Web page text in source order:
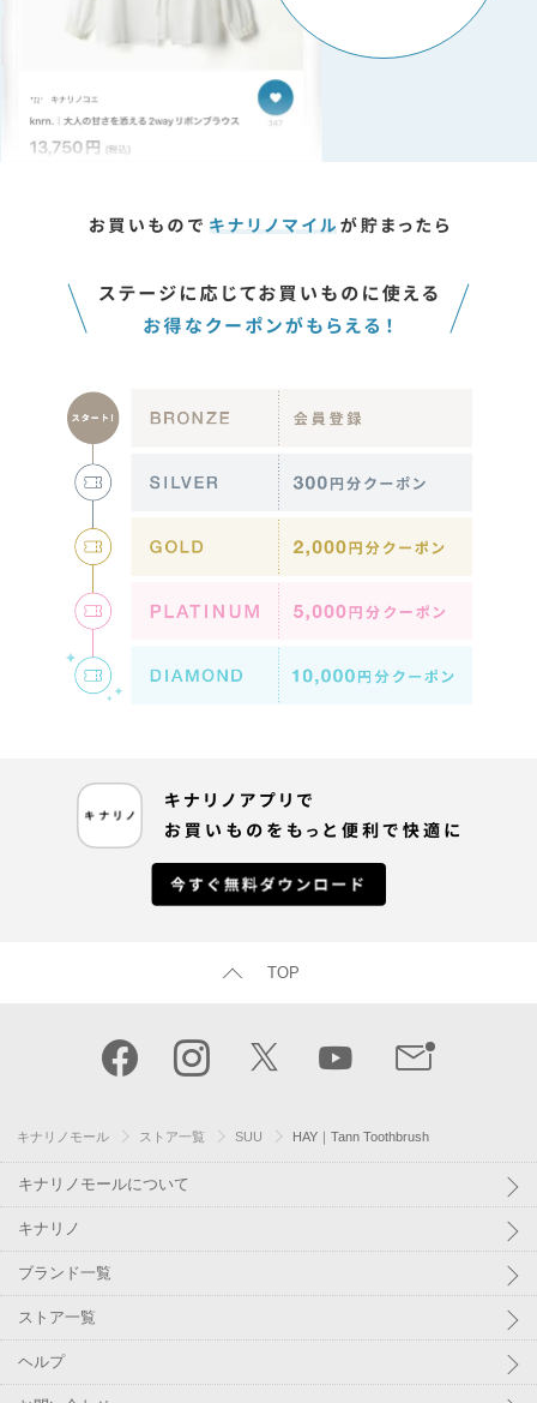
TOP
キナリノモール ストア一覧 SUU HAY｜Tann Toothbrush
キナリノモールについて
キナリノ
ブランド一覧
ストア一覧
ヘルプ